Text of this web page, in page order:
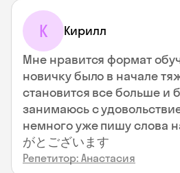
К Кирилл
Мне нравится формат
новичку было в начале
становится все больше и
занимаюсь с
немного уже пишу слова
がとございます
Репетитор: Анастасия